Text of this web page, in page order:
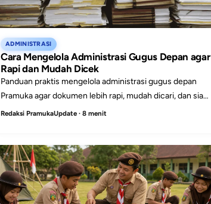
ADMINISTRASI
Cara Mengelola Administrasi Gugus Depan agar
Rapi dan Mudah Dicek
Panduan praktis mengelola administrasi gugus depan
Pramuka agar dokumen lebih rapi, mudah dicari, dan siap
digunakan saat kegiatan atau pemeriksaan.
Redaksi PramukaUpdate · 8 menit